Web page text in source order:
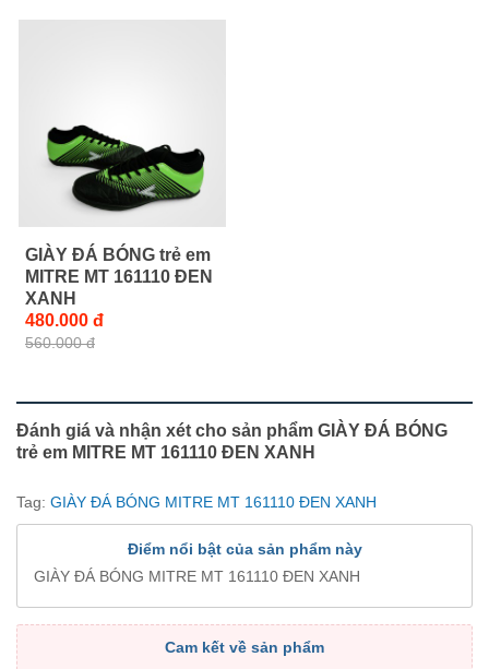
GIÀY ĐÁ BÓNG trẻ em
MITRE MT 161110 ĐEN
XANH
480.000 đ
560.000 đ
Đánh giá và nhận xét cho sản phẩm GIÀY ĐÁ BÓNG
trẻ em MITRE MT 161110 ĐEN XANH
Tag: GIÀY ĐÁ BÓNG MITRE MT 161110 ĐEN XANH
Điểm nổi bật của sản phẩm này
GIÀY ĐÁ BÓNG MITRE MT 161110 ĐEN XANH
Cam kết về sản phẩm